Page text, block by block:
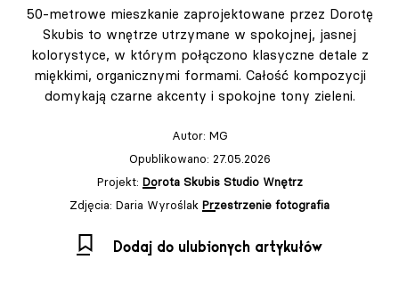
50-metrowe mieszkanie zaprojektowane przez Dorotę
Skubis to wnętrze utrzymane w spokojnej, jasnej
kolorystyce, w którym połączono klasyczne detale z
miękkimi, organicznymi formami. Całość kompozycji
domykają czarne akcenty i spokojne tony zieleni.
Autor: MG
Opublikowano: 27.05.2026
Projekt: Dorota Skubis Studio Wnętrz
Zdjęcia: Daria Wyroślak Przestrzenie fotografia
Dodaj do ulubionych artykułów